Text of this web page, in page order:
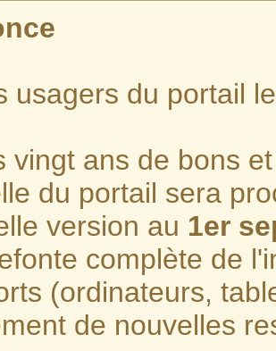
usagers du portail
vingt ans de bons
du portail sera
version au 1er
complète de
(ordinateurs,
de nouvelles